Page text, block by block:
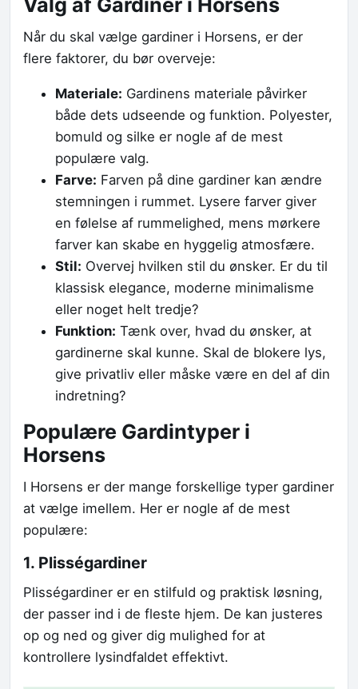
Valg af Gardiner i Horsens
Når du skal vælge gardiner i Horsens, er der
flere faktorer, du bør overveje:
Materiale: Gardinens materiale påvirker
både dets udseende og funktion. Polyester,
bomuld og silke er nogle af de mest
populære valg.
Farve: Farven på dine gardiner kan ændre
stemningen i rummet. Lysere farver giver
en følelse af rummelighed, mens mørkere
farver kan skabe en hyggelig atmosfære.
Stil: Overvej hvilken stil du ønsker. Er du til
klassisk elegance, moderne minimalisme
eller noget helt tredje?
Funktion: Tænk over, hvad du ønsker, at
gardinerne skal kunne. Skal de blokere lys,
give privatliv eller måske være en del af din
indretning?
Populære Gardintyper i
Horsens
I Horsens er der mange forskellige typer gardiner
at vælge imellem. Her er nogle af de mest
populære:
1. Plisségardiner
Plisségardiner er en stilfuld og praktisk løsning,
der passer ind i de fleste hjem. De kan justeres
op og ned og giver dig mulighed for at
kontrollere lysindfaldet effektivt.